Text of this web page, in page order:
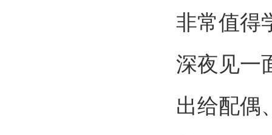
非常值得
深夜见一
出给配偶